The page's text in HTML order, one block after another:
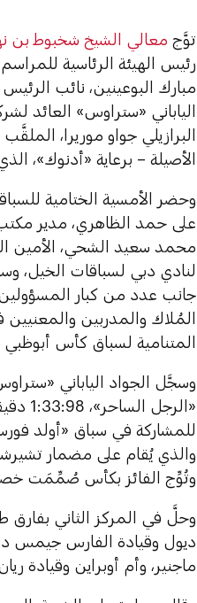
توَّج معالي الشيخ شخبوط بن
رئيس الهيئة الرئاسية
مبارك البوعينين، نائب
الياباني «ستراوس» العائد
البرازيلي جواو موريرا،
الأصيلة – برعاية «أدنوك»،
وحضر الأمسية الختامية
على حمد الظاهري، مدير
محمد سعيد الشحي، الأمين
لنادي دبي لسباقات الخيل،
جانب عدد من كبار
المُلاك والمدربين
المتنامية لسباق كأس
وسجَّل الجواد الياباني
للمشاركة في سباق «أولد
والذي يُقام على مضمار
وتُوِّج الفائز بكأس صُمِّمَت
وحلَّ في المركز الثاني بفارق
ديول وقيادة الفارس جيمس
ماجنير، وأم أوبراين وقيادة